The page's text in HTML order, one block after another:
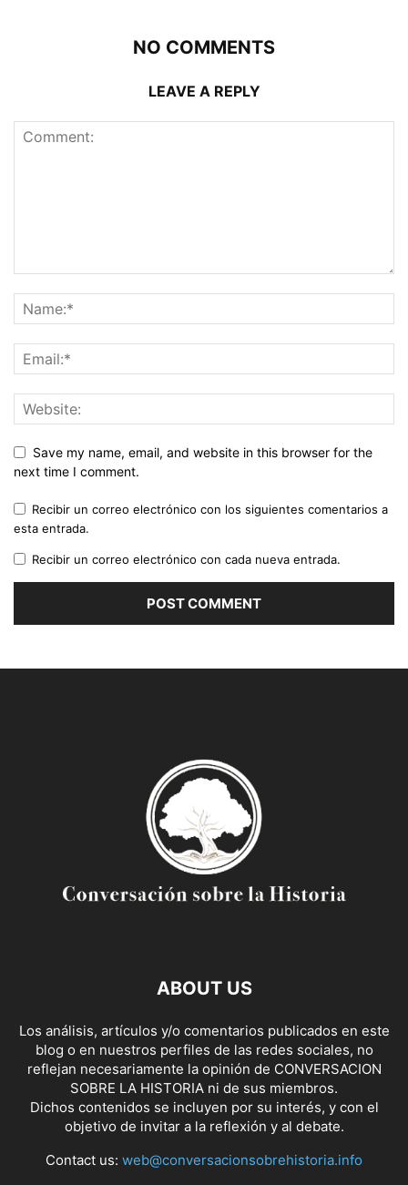
NO COMMENTS
LEAVE A REPLY
Save my name, email, and website in this browser for the
next time I comment.
Recibir un correo electrónico con los siguientes comentarios a
esta entrada.
Recibir un correo electrónico con cada nueva entrada.
ABOUT US
Los análisis, artículos y/o comentarios publicados en este
blog o en nuestros perfiles de las redes sociales, no
reflejan necesariamente la opinión de CONVERSACION
SOBRE LA HISTORIA ni de sus miembros.
Dichos contenidos se incluyen por su interés, y con el
objetivo de invitar a la reflexión y al debate.
Contact us: web@conversacionsobrehistoria.info